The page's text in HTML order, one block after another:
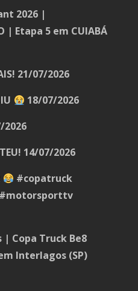
2026 |
| Etapa 5 em CUIABÁ
21/07/2026
18/07/2026
2026
14/07/2026
#copatruck
Copa Truck Be8
Interlagos (SP)